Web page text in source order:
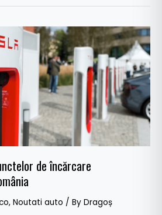
de încărcare
, Noutati auto / By Dragoș